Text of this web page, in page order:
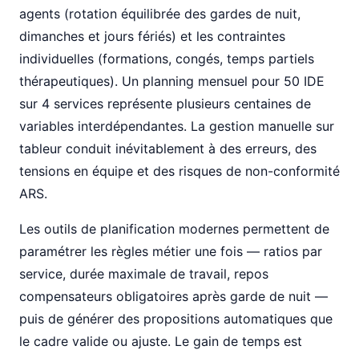
agents (rotation équilibrée des gardes de nuit,
dimanches et jours fériés) et les contraintes
individuelles (formations, congés, temps partiels
thérapeutiques). Un planning mensuel pour 50 IDE
sur 4 services représente plusieurs centaines de
variables interdépendantes. La gestion manuelle sur
tableur conduit inévitablement à des erreurs, des
tensions en équipe et des risques de non-conformité
ARS.
Les outils de planification modernes permettent de
paramétrer les règles métier une fois — ratios par
service, durée maximale de travail, repos
compensateurs obligatoires après garde de nuit —
puis de générer des propositions automatiques que
le cadre valide ou ajuste. Le gain de temps est